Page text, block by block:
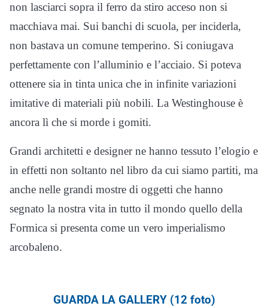
non lasciarci sopra il ferro da stiro acceso non si
macchiava mai. Sui banchi di scuola, per inciderla,
non bastava un comune temperino. Si coniugava
perfettamente con l’alluminio e l’acciaio. Si poteva
ottenere sia in tinta unica che in infinite variazioni
imitative di materiali più nobili. La Westinghouse è
ancora lì che si morde i gomiti.
Grandi architetti e designer ne hanno tessuto l’elogio e
in effetti non soltanto nel libro da cui siamo partiti, ma
anche nelle grandi mostre di oggetti che hanno
segnato la nostra vita in tutto il mondo quello della
Formica si presenta come un vero imperialismo
arcobaleno.
GUARDA LA GALLERY (12 foto)